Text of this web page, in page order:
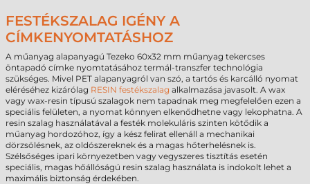
FESTÉKSZALAG IGÉNY A
CÍMKENYOMTATÁSHOZ
A műanyag alapanyagú Tezeko 60x32 mm műanyag tekercses
öntapadó címke nyomtatásához termál-transzfer technológia
szükséges. Mivel PET alapanyagról van szó, a tartós és karcálló nyomat
eléréséhez kizárólag RESIN festékszalag alkalmazása javasolt. A wax
vagy wax-resin típusú szalagok nem tapadnak meg megfelelően ezen a
speciális felületen, a nyomat könnyen elkenődhetne vagy lekophatna. A
resin szalag használatával a festék molekuláris szinten kötődik a
műanyag hordozóhoz, így a kész felirat ellenáll a mechanikai
dörzsölésnek, az oldószereknek és a magas hőterhelésnek is.
Szélsőséges ipari környezetben vagy vegyszeres tisztítás esetén
speciális, magas hőállóságú resin szalag használata is indokolt lehet a
maximális biztonság érdekében.